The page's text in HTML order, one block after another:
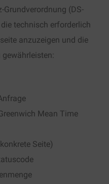
Grundverordnung (DS-
technisch erforderlich
anzuzeigen und die
Mean Time
Seite)